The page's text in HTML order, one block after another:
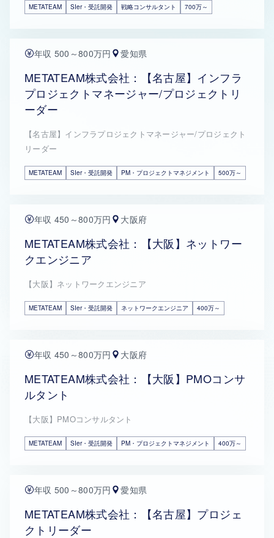
METATEAM SIer・受託開発 戦略コンサルタント 700万～
年収 500～800万円 愛知県
METATEAM株式会社：【名古屋】インフラ
プロジェクトマネージャー/プロジェクトリ
ーダー
【名古屋】インフラプロジェクトマネージャー/プロジェクト
リーダー
METATEAM SIer・受託開発 PM・プロジェクトマネジメント 500万～
年収 450～800万円 大阪府
METATEAM株式会社：【大阪】ネットワー
クエンジニア
【大阪】ネットワークエンジニア
METATEAM SIer・受託開発 ネットワークエンジニア 400万～
年収 450～800万円 大阪府
METATEAM株式会社：【大阪】PMOコンサ
ルタント
【大阪】PMOコンサルタント
METATEAM SIer・受託開発 PM・プロジェクトマネジメント 400万～
年収 500～800万円 愛知県
METATEAM株式会社：【名古屋】プロジェ
クトリーダー